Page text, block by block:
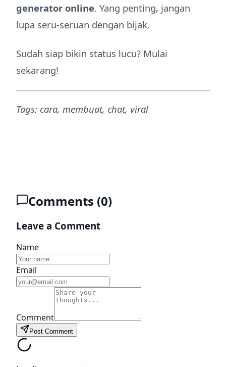
generator online. Yang penting, jangan
lupa seru-seruan dengan bijak.
Sudah siap bikin status lucu? Mulai
sekarang!
Tags: cara, membuat, chat, viral
Comments (0)
Leave a Comment
Name
Email
Comment
Post Comment